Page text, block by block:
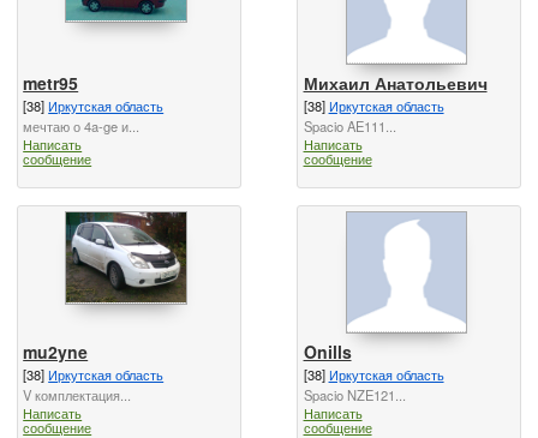
metr95
[38]Иркутская область
мечтаю о 4a-ge и...
Написать
сообщение
Михаил Анатольевич
[38]Иркутская область
Spacio AE111...
Написать
сообщение
mu2yne
[38]Иркутская область
V комплектация...
Написать
сообщение
Onills
[38]Иркутская область
Spacio NZE121...
Написать
сообщение